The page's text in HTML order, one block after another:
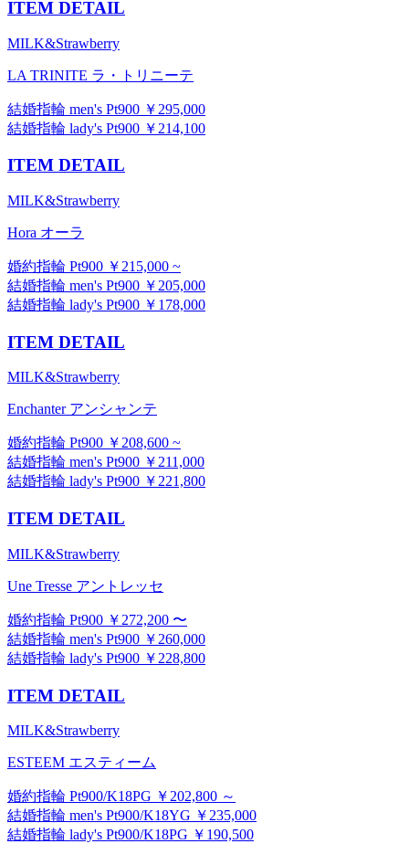
ITEM DETAIL
MILK&Strawberry
LA TRINITE ラ・トリニーテ
結婚指輪 men's Pt900 ￥295,000
結婚指輪 lady's Pt900 ￥214,100
ITEM DETAIL
MILK&Strawberry
Hora オーラ
婚約指輪 Pt900 ￥215,000 ~
結婚指輪 men's Pt900 ￥205,000
結婚指輪 lady's Pt900 ￥178,000
ITEM DETAIL
MILK&Strawberry
Enchanter アンシャンテ
婚約指輪 Pt900 ￥208,600 ~
結婚指輪 men's Pt900 ￥211,000
結婚指輪 lady's Pt900 ￥221,800
ITEM DETAIL
MILK&Strawberry
Une Tresse アントレッセ
婚約指輪 Pt900 ￥272,200 〜
結婚指輪 men's Pt900 ￥260,000
結婚指輪 lady's Pt900 ￥228,800
ITEM DETAIL
MILK&Strawberry
ESTEEM エスティーム
婚約指輪 Pt900/K18PG ￥202,800 ～
結婚指輪 men's Pt900/K18YG ￥235,000
結婚指輪 lady's Pt900/K18PG ￥190,500